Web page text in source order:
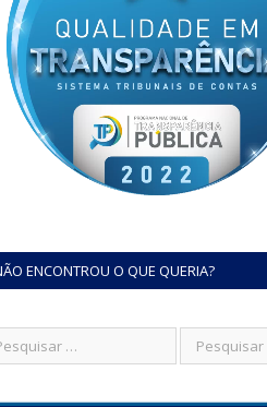
ENCONTROU O QUE QUERIA?